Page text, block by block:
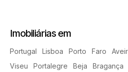
Imobiliárias em
Portugal Lisboa Porto Faro
Viseu
Portalegre Beja Bragança